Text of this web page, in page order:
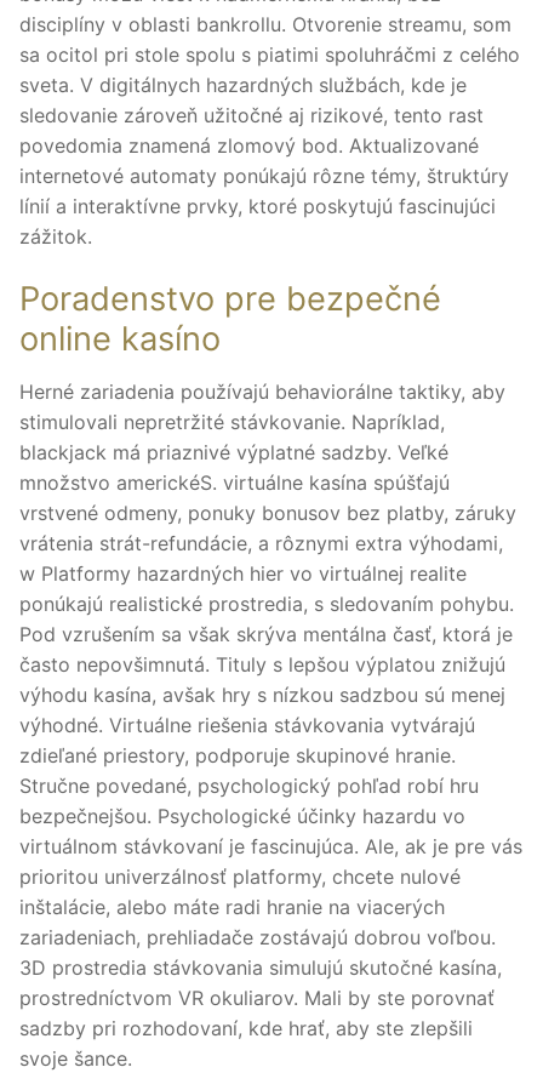
disciplíny v oblasti bankrollu. Otvorenie streamu, som
sa ocitol pri stole spolu s piatimi spoluhráčmi z celého
sveta. V digitálnych hazardných službách, kde je
sledovanie zároveň užitočné aj rizikové, tento rast
povedomia znamená zlomový bod. Aktualizované
internetové automaty ponúkajú rôzne témy, štruktúry
línií a interaktívne prvky, ktoré poskytujú fascinujúci
zážitok.
Poradenstvo pre bezpečné
online kasíno
Herné zariadenia používajú behaviorálne taktiky, aby
stimulovali nepretržité stávkovanie. Napríklad,
blackjack má priaznivé výplatné sadzby. Veľké
množstvo americkéS. virtuálne kasína spúšťajú
vrstvené odmeny, ponuky bonusov bez platby, záruky
vrátenia strát-refundácie, a rôznymi extra výhodami,
w Platformy hazardných hier vo virtuálnej realite
ponúkajú realistické prostredia, s sledovaním pohybu.
Pod vzrušením sa však skrýva mentálna časť, ktorá je
často nepovšimnutá. Tituly s lepšou výplatou znižujú
výhodu kasína, avšak hry s nízkou sadzbou sú menej
výhodné. Virtuálne riešenia stávkovania vytvárajú
zdieľané priestory, podporuje skupinové hranie.
Stručne povedané, psychologický pohľad robí hru
bezpečnejšou. Psychologické účinky hazardu vo
virtuálnom stávkovaní je fascinujúca. Ale, ak je pre vás
prioritou univerzálnosť platformy, chcete nulové
inštalácie, alebo máte radi hranie na viacerých
zariadeniach, prehliadače zostávajú dobrou voľbou.
3D prostredia stávkovania simulujú skutočné kasína,
prostredníctvom VR okuliarov. Mali by ste porovnať
sadzby pri rozhodovaní, kde hrať, aby ste zlepšili
svoje šance.